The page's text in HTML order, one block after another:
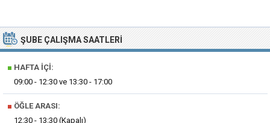
ŞUBE ÇALIŞMA SAATLERI
■ HAFTA İÇI:
09:00 - 12:30 ve 13:30 - 17:00
■ ÖĞLE ARASI:
12:30 - 13:30 (Kapalı)